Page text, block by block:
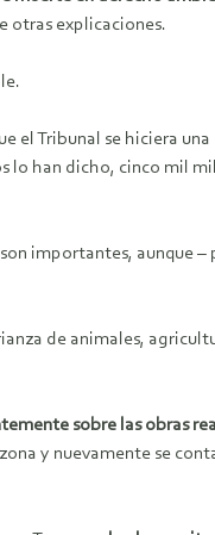
otras explicaciones.
el Tribunal se hiciera
lo han dicho, cinco mil
importantes, aunque –
de animales,
sobre las obras
y nuevamente se